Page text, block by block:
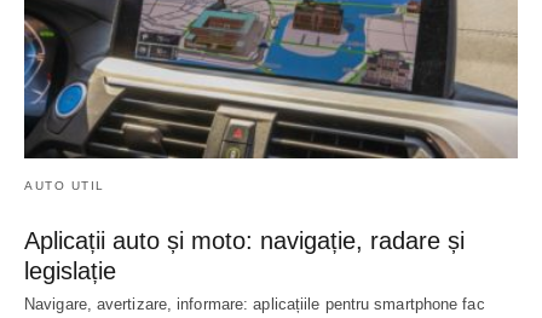
AUTO UTIL
Aplicații auto și moto: navigație, radare și
legislație
Navigare, avertizare, informare: aplicațiile pentru smartphone fac